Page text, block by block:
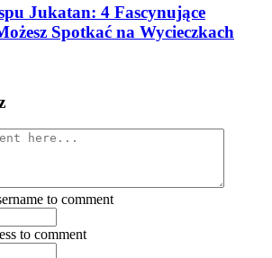
Jukatan: 4 Fascynujące
Spotkać na Wycieczkach
to comment
to comment